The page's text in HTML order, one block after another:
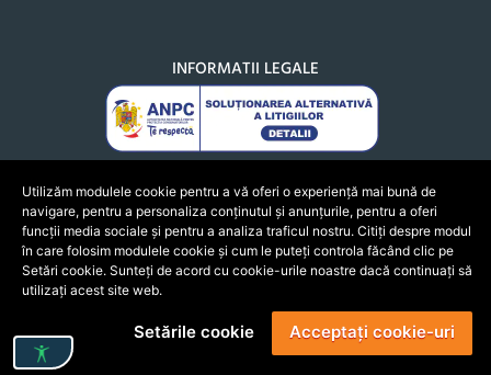
INFORMATII LEGALE
Utilizăm modulele cookie pentru a vă oferi o experiență mai bună de
navigare, pentru a personaliza conținutul și anunțurile, pentru a oferi
funcții media sociale și pentru a analiza traficul nostru. Citiți despre modul
în care folosim modulele cookie și cum le puteți controla făcând clic pe
Setări cookie. Sunteți de acord cu cookie-urile noastre dacă continuați să
utilizați acest site web.
Setările cookie Acceptați cookie-uri